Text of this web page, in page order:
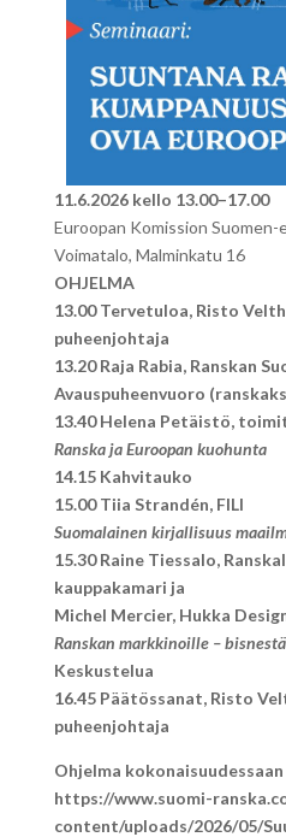
11.6.2026 kello 13.00–17.00
Euroopan Komission
Voimatalo, Malminkatu 16
OHJELMA
13.00 Tervetuloa, Risto
puheenjohtaja
13.20 Raja Rabia, Ranskan
Avauspuheenvuoro
13.40 Helena Petäistö,
Ranska ja Euroopan kuohunta
14.15 Kahvitauko
15.00Tiia Strandén, FILI
Suomalainen kirjallisuus
15.30 Raine Tiessalo,
kauppakamari ja
Michel Mercier, Hukka
Ranskan markkinoille –
Keskustelua
16.45 Päätössanat, Risto
puheenjohtaja
Ohjelma
https://www.suomi-
content/uploads/2026/05/